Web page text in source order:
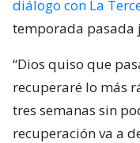
diálogo con La
temporada pasada
“Dios quiso que
recuperaré lo más
tres semanas sin
recuperación va a